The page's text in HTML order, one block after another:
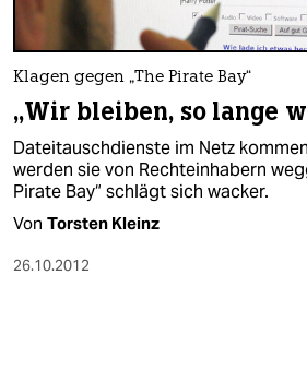
Klagen gegen „The Pirate Bay“
„Wir bleiben, so lange
Dateitauschdienste im Netz
werden sie von Rechteinhabern
Pirate Bay“ schlägt sich wacker.
Von Torsten Kleinz
26.10.2012